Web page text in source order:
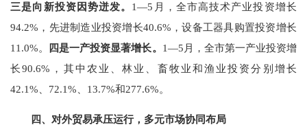
三是向新投资 因势迸发。 1—5 月，全市高技术产业投资增长
94.2% ，先进制造业投资增长40.6% ，设备工器具购置投资增长
11.0%。 四是一产投资显著增长。 1—5 月，全市第一产业投资增
长90.6% ，其中农业、林业、畜牧业和渔业投资分别增长
42.1%
72.1% 13.7%和277.6%。
四、对外贸易承压运行，多元市场协同布局